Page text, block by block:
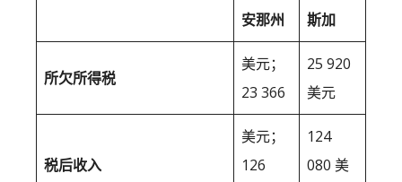
安那州
斯加
所欠所得税
美元；
23 366
25 920
美元
税后收入
美元；
126
124
080 美